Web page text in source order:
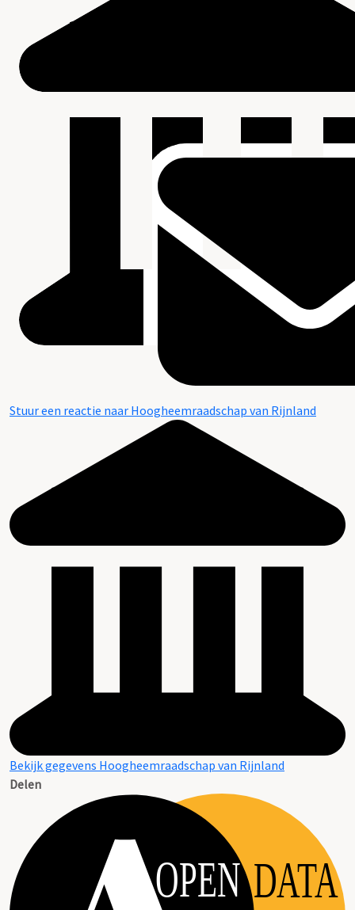
Stuur een reactie naar Hoogheemraadschap van Rijnland
Bekijk gegevens Hoogheemraadschap van Rijnland
Delen
OPEN DATA